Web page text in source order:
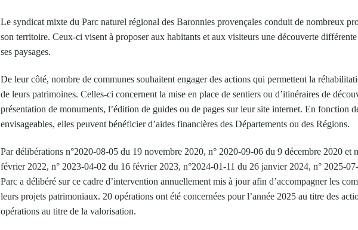
Le syndicat mixte du Parc naturel régional des Baronnies provençales conduit de nombreux
son territoire. Ceux-ci visent à proposer aux habitants et aux visiteurs une découverte
ses paysages.
De leur côté, nombre de communes souhaitent engager des actions qui permettent la
de leurs patrimoines. Celles-ci concernent la mise en place de sentiers ou d’itinéraires de
présentation de monuments, l’édition de guides ou de pages sur leur site internet. En fonction
envisageables, elles peuvent bénéficier d’aides financières des Départements ou des Régions.
Par délibérations n°2020-08-05 du 19 novembre 2020, n° 2020-09-06 du 9 décembre 2020 et
février 2022, n° 2023-04-02 du 16 février 2023, n°2024-01-11 du 26 janvier 2024, n° 2025-
Parc a délibéré sur ce cadre d’intervention annuellement mis à jour afin d’accompagner les
leurs projets patrimoniaux. 20 opérations ont été concernées pour l’année 2025 au titre des
opérations au titre de la valorisation.